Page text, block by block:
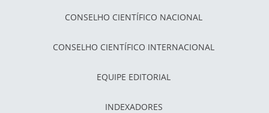
CONSELHO CIENTÍFICO NACIONAL
CONSELHO CIENTÍFICO INTERNACIONAL
EQUIPE EDITORIAL
INDEXADORES